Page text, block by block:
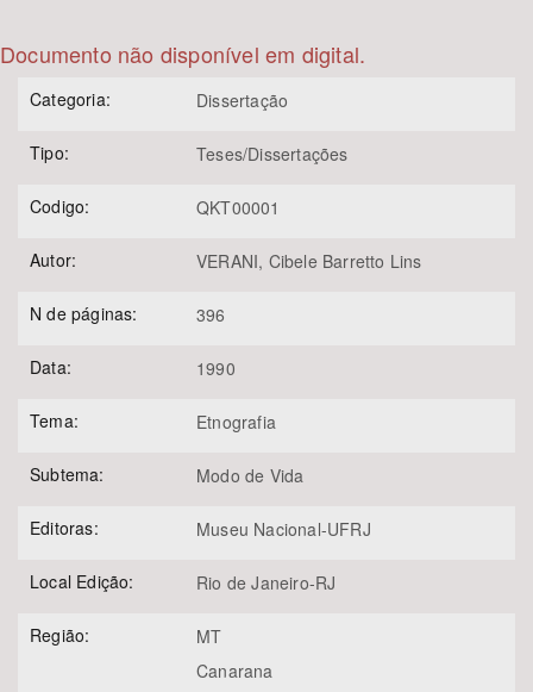
Subtema
Área de Levantamento
Área Protegida
Documento não disponível em digital.
Categoria: Dissertação
Tipo: Teses/Dissertações
Codigo: QKT00001
Autor: VERANI, Cibele Barretto Lins
N de páginas: 396
Data: 1990
Tema: Etnografia
Subtema: Modo de Vida
Editoras: Museu Nacional-UFRJ
Local Edição: Rio de Janeiro-RJ
Região:
MT
Canarana